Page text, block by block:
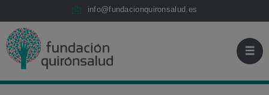
Saltar al contenido
Quirónsalud
al
contenido
info@fundacionquironsalud.es